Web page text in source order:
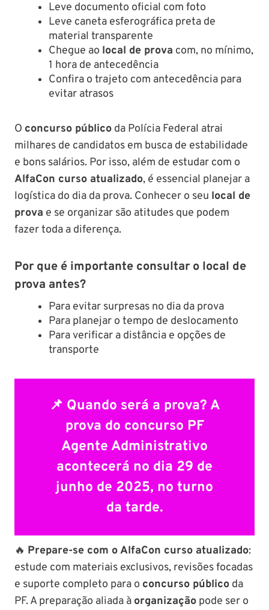
Leve documento oficial com foto
Leve caneta esferográfica preta de
material transparente
Chegue ao local de prova com, no mínimo,
1 hora de antecedência
Confira o trajeto com antecedência para
evitar atrasos
O concurso público da Polícia Federal atrai
milhares de candidatos em busca de estabilidade
e bons salários. Por isso, além de estudar com o
AlfaCon curso atualizado, é essencial planejar a
logística do dia da prova. Conhecer o seu local de
prova e se organizar são atitudes que podem
fazer toda a diferença.
Por que é importante consultar o local de
prova antes?
Para evitar surpresas no dia da prova
Para planejar o tempo de deslocamento
Para verificar a distância e opções de
transporte
📌 Quando será a prova? A
prova do concurso PF
Agente Administrativo
acontecerá no dia 29 de
junho de 2025, no turno
da tarde.
🔥 Prepare-se com o AlfaCon curso atualizado:
estude com materiais exclusivos, revisões focadas
e suporte completo para o concurso público da
PF. A preparação aliada à organização pode ser o